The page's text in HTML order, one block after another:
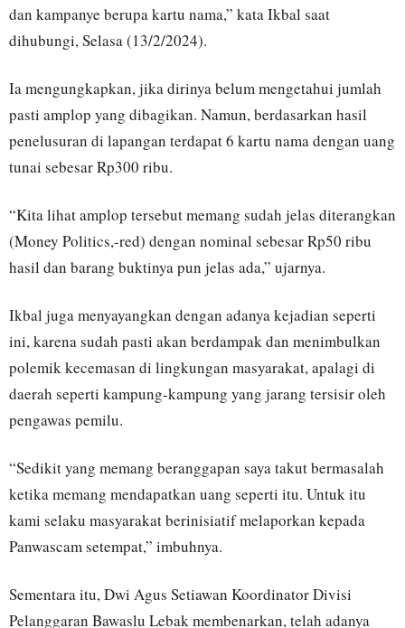
dan kampanye berupa kartu nama,” kata Ikbal saat
dihubungi, Selasa (13/2/2024).
Ia mengungkapkan, jika dirinya belum mengetahui jumlah
pasti amplop yang dibagikan. Namun, berdasarkan hasil
penelusuran di lapangan terdapat 6 kartu nama dengan uang
tunai sebesar Rp300 ribu.
“Kita lihat amplop tersebut memang sudah jelas diterangkan
(Money Politics,-red) dengan nominal sebesar Rp50 ribu
hasil dan barang buktinya pun jelas ada,” ujarnya.
Ikbal juga menyayangkan dengan adanya kejadian seperti
ini, karena sudah pasti akan berdampak dan menimbulkan
polemik kecemasan di lingkungan masyarakat, apalagi di
daerah seperti kampung-kampung yang jarang tersisir oleh
pengawas pemilu.
“Sedikit yang memang beranggapan saya takut bermasalah
ketika memang mendapatkan uang seperti itu. Untuk itu
kami selaku masyarakat berinisiatif melaporkan kepada
Panwascam setempat,” imbuhnya.
Sementara itu, Dwi Agus Setiawan Koordinator Divisi
Pelanggaran Bawaslu Lebak membenarkan, telah adanya